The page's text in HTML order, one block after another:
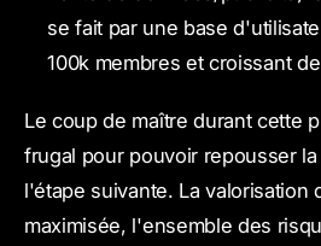
se fait par une base
100k membres et croissant
Le coup de maître durant cette
frugal pour pouvoir repousser
l'étape suivante. La valorisation
maximisée, l'ensemble des